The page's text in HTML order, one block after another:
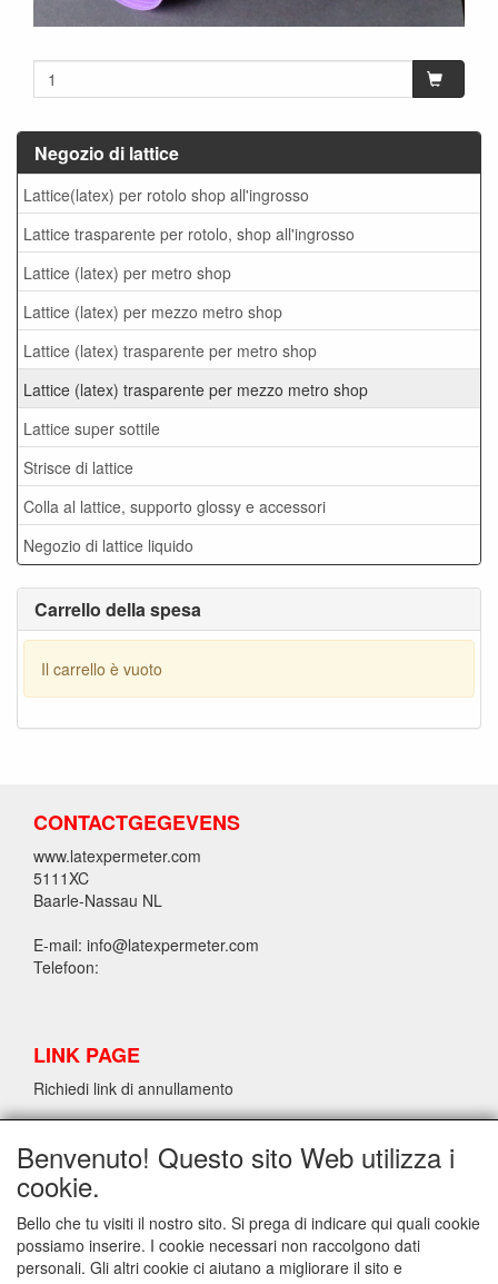
Negozio di lattice
Lattice(latex) per rotolo shop all'ingrosso
Lattice trasparente per rotolo, shop all'ingrosso
Lattice (latex) per metro shop
Lattice (latex) per mezzo metro shop
Lattice (latex) trasparente per metro shop
Lattice (latex) trasparente per mezzo metro shop
Lattice super sottile
Strisce di lattice
Colla al lattice, supporto glossy e accessori
Negozio di lattice liquido
Carrello della spesa
Il carrello è vuoto
CONTACTGEGEVENS
www.latexpermeter.com
5111XC
Baarle-Nassau NL
E-mail: info@latexpermeter.com
Telefoon:
LINK PAGE
Richiedi link di annullamento
INFORMAZIONI SUL LATTICE/LATEX LPM
Richiedi link di annullamento
INFO
Benvenuto! Questo sito Web utilizza i
cookie.
Bello che tu visiti il nostro sito. Si prega di indicare qui quali cookie
possiamo inserire. I cookie necessari non raccolgono dati
personali. Gli altri cookie ci aiutano a migliorare il sito e